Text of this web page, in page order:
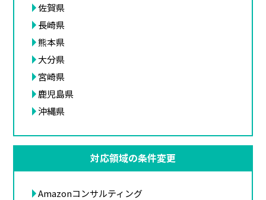
佐賀県
長崎県
熊本県
大分県
宮崎県
鹿児島県
沖縄県
対応領域の条件変更
Amazonコンサルティング